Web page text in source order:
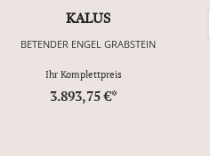
KALUS
BETENDER ENGEL GRABSTEIN
Ihr Komplettpreis
3.893,75 €*